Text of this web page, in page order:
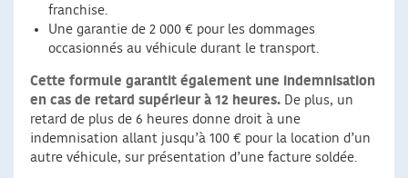
franchise.
Une garantie de 2 000 € pour les dommages
occasionnés au véhicule durant le transport.
Cette formule garantit également une indemnisation
en cas de retard supérieur à 12 heures. De plus, un
retard de plus de 6 heures donne droit à une
indemnisation allant jusqu’à 100 € pour la location d’un
autre véhicule, sur présentation d’une facture soldée.